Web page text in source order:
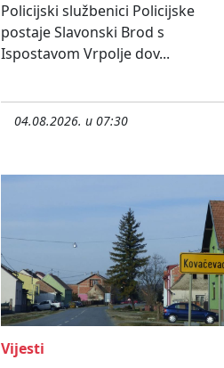
Policijski službenici Policijske
postaje Slavonski Brod s
Ispostavom Vrpolje dov...
04.08.2026. u 07:30
Vijesti